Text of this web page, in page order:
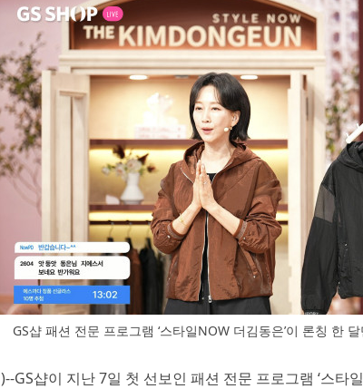
GS샵 패션 전문 프로그램 ‘스타일NOW 더김동은’이 론칭 한
)--GS샵이 지난 7일 첫 선보인 패션 전문 프로그램 ‘스타